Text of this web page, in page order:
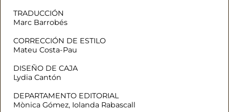
TRADUCCIÓN
Marc Barrobés
CORRECCIÓN DE ESTILO
Mateu Costa-Pau
DISEÑO DE CAJA
Lydia Cantón
DEPARTAMENTO EDITORIAL
Mònica Gómez, Iolanda Rabascall